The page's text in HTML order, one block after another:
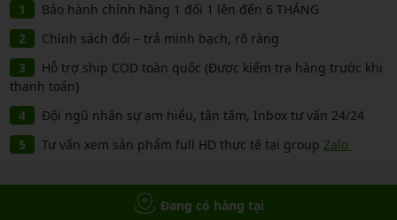
Bảo hành chính hãng 1 đổi 1 lên đến 6 THÁNG
Chính sách đổi – trả minh bạch, rõ ràng
Hỗ trợ ship COD toàn quốc (Được kiểm tra hàng trước khi
thanh toán)
Đội ngũ nhân sự am hiểu, tận tâm, Inbox tư vấn 24/24
Tư vấn xem sản phẩm full HD thực tế tại group Zalo
Đang có hàng tại